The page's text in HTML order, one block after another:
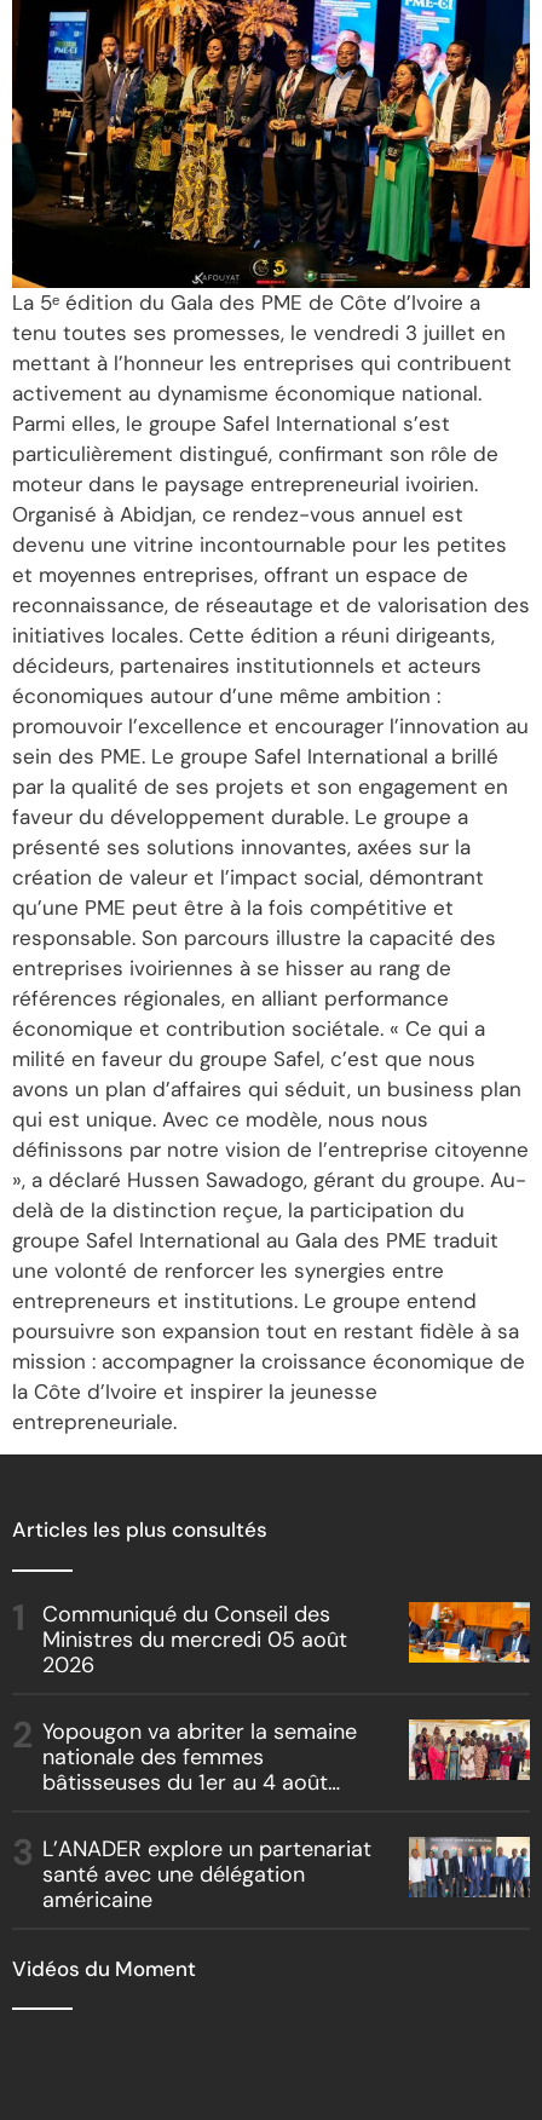
La 5ᵉ édition du Gala des PME de Côte d’Ivoire a
tenu toutes ses promesses, le vendredi 3 juillet en
mettant à l’honneur les entreprises qui contribuent
activement au dynamisme économique national.
Parmi elles, le groupe Safel International s’est
particulièrement distingué, confirmant son rôle de
moteur dans le paysage entrepreneurial ivoirien.
Organisé à Abidjan, ce rendez-vous annuel est
devenu une vitrine incontournable pour les petites
et moyennes entreprises, offrant un espace de
reconnaissance, de réseautage et de valorisation des
initiatives locales. Cette édition a réuni dirigeants,
décideurs, partenaires institutionnels et acteurs
économiques autour d’une même ambition :
promouvoir l’excellence et encourager l’innovation au
sein des PME. Le groupe Safel International a brillé
par la qualité de ses projets et son engagement en
faveur du développement durable. Le groupe a
présenté ses solutions innovantes, axées sur la
création de valeur et l’impact social, démontrant
qu’une PME peut être à la fois compétitive et
responsable. Son parcours illustre la capacité des
entreprises ivoiriennes à se hisser au rang de
références régionales, en alliant performance
économique et contribution sociétale. « Ce qui a
milité en faveur du groupe Safel, c’est que nous
avons un plan d’affaires qui séduit, un business plan
qui est unique. Avec ce modèle, nous nous
définissons par notre vision de l’entreprise citoyenne
», a déclaré Hussen Sawadogo, gérant du groupe. Au-
delà de la distinction reçue, la participation du
groupe Safel International au Gala des PME traduit
une volonté de renforcer les synergies entre
entrepreneurs et institutions. Le groupe entend
poursuivre son expansion tout en restant fidèle à sa
mission : accompagner la croissance économique de
la Côte d’Ivoire et inspirer la jeunesse
entrepreneuriale.
Articles les plus consultés
Communiqué du Conseil des
Ministres du mercredi 05 août
2026
Yopougon va abriter la semaine
nationale des femmes
bâtisseuses du 1er au 4 août
L’ANADER explore un partenariat
santé avec une délégation
américaine
Vidéos du Moment